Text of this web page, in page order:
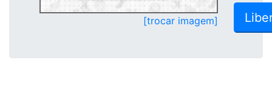
[trocar imagem]